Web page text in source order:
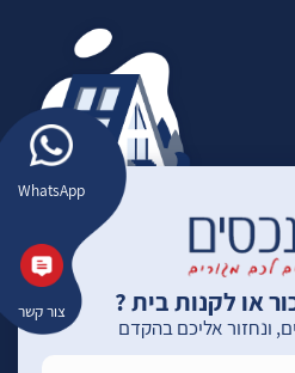
WhatsApp
צור קשר או לקנות בית ?
ונחזור אליכם בהקדם